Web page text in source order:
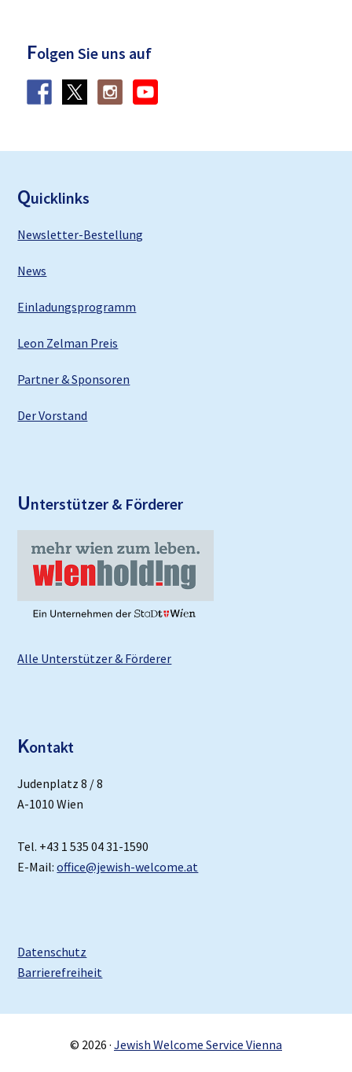
Folgen Sie uns auf
Quicklinks
Newsletter-Bestellung
News
Einladungsprogramm
Leon Zelman Preis
Partner & Sponsoren
Der Vorstand
Unterstützer & Förderer
Alle Unterstützer & Förderer
Kontakt
Judenplatz 8 / 8
A-1010 Wien
Tel. +43 1 535 04 31-1590
E-Mail:office@jewish-welcome.at
Datenschutz
Barrierefreiheit
© 2026 · Jewish Welcome Service Vienna